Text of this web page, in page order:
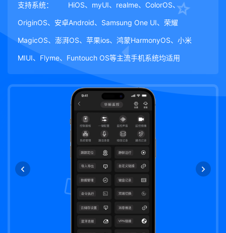
支持系统： HiOS、myUI、realme、ColorOS、
OriginOS、安卓Android、Samsung One UI、荣耀
MagicOS、澎湃OS、苹果ios、鸿蒙HarmonyOS、小米
MIUI、Flyme、Funtouch OS等主流手机系统均适用